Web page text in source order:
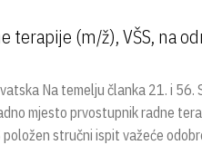
(m/ž), VŠS, na
Na temelju članka 21. i
mjesto prvostupnik radne
stručni ispit važeće